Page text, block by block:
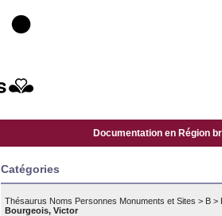
Documentation en Région
Catégories
Thésaurus Noms Personnes Monuments et Sites > B >
Bourgeois, Victor